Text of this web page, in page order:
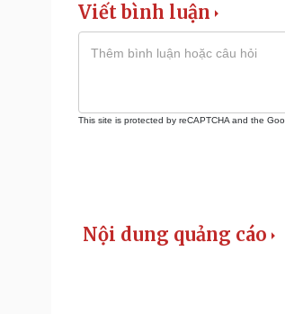
Viết bình luận
This site is protected by reCAPTCHA and the